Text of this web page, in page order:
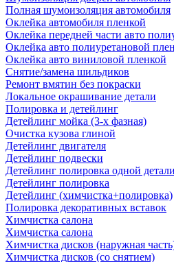
Полная шумоизоляция автомобиля
Оклейка автомобиля пленкой
Оклейка передней части авто
Оклейка авто полиуретановой
Оклейка авто виниловой пленкой
Снятие/замена шильдиков
Ремонт вмятин без покраски
Локальное окрашивание детали
Полировка и детейлинг
Детейлинг мойка (3-х фазная)
Очистка кузова глиной
Детейлинг двигателя
Детейлинг подвески
Детейлинг полировка одной детали
Детейлинг полировка
Детейлинг (химчистка+полировка)
Полировка декоративных вставок
Химчистка салона
Химчистка салона
Химчистка дисков (наружная
Химчистка дисков (со снятием)